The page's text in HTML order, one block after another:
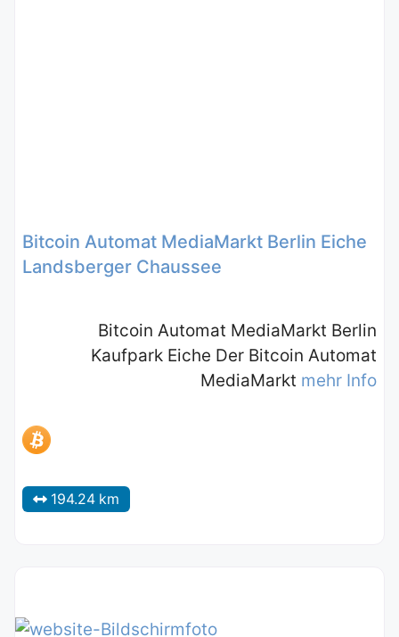
Bitcoin Automat MediaMarkt Berlin Eiche
Landsberger Chaussee
Bitcoin Automat MediaMarkt Berlin
Kaufpark Eiche Der Bitcoin Automat
MediaMarkt mehr Info
194.24 km